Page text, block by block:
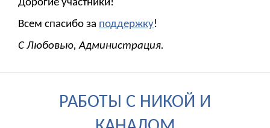
Дорогие участники!
Всем спасибо за поддержку!
С Любовью, Администрация.
РАБОТЫ С НИКОЙ И